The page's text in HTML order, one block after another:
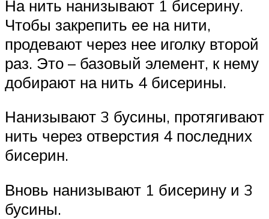
На нить нанизывают 1 бисерину.
Чтобы закрепить ее на нити,
продевают через нее иголку второй
раз. Это – базовый элемент, к нему
добирают на нить 4 бисерины.
Нанизывают 3 бусины, протягивают
нить через отверстия 4 последних
бисерин.
Вновь нанизывают 1 бисерину и 3
бусины.